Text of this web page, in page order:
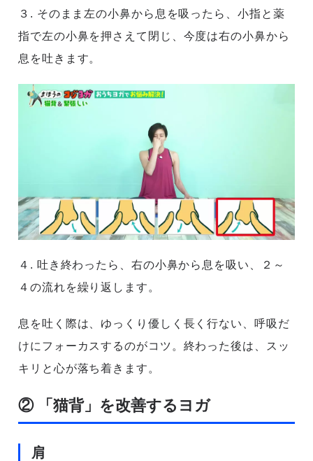
３. そのまま左の小鼻から息を吸ったら、小指と薬
指で左の小鼻を押さえて閉じ、今度は右の小鼻から
息を吐きます。
４. 吐き終わったら、右の小鼻から息を吸い、２～
４の流れを繰り返します。
息を吐く際は、ゆっくり優しく長く行ない、呼吸だ
けにフォーカスするのがコツ。終わった後は、スッ
キリと心が落ち着きます。
② 「猫背」を改善するヨガ
肩